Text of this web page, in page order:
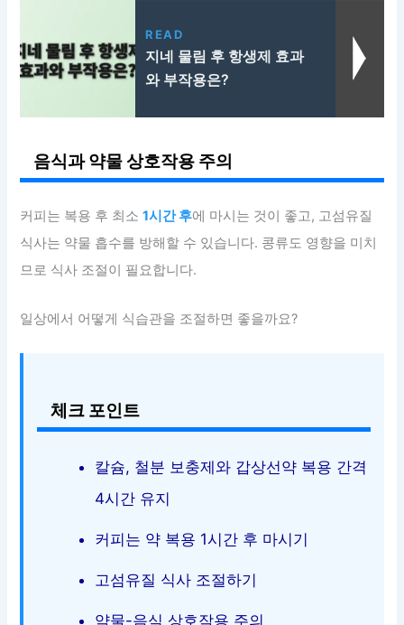
READ
지네 물림 후 항생제 효과
와 부작용은?
음식과 약물 상호작용 주의
커피는 복용 후 최소1시간 후에 마시는 것이 좋고, 고섬유질
식사는 약물 흡수를 방해할 수 있습니다. 콩류도 영향을 미치
므로 식사 조절이 필요합니다.
일상에서 어떻게 식습관을 조절하면 좋을까요?
체크 포인트
칼슘, 철분 보충제와 갑상선약 복용 간격
4시간 유지
커피는 약 복용 1시간 후 마시기
고섬유질 식사 조절하기
약물-음식 상호작용 주의